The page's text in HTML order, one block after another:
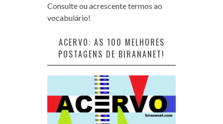
Consulte ou acrescente termos ao
vocabulário!
ACERVO: AS 100 MELHORES
POSTAGENS DE BIRANANET!